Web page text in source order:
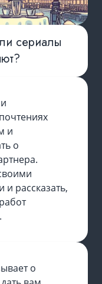
сериалы
и
о
рассказать,
о